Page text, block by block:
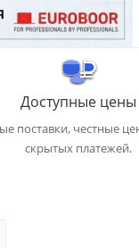
Доступные цены
поставки, честные
скрытых платежей.